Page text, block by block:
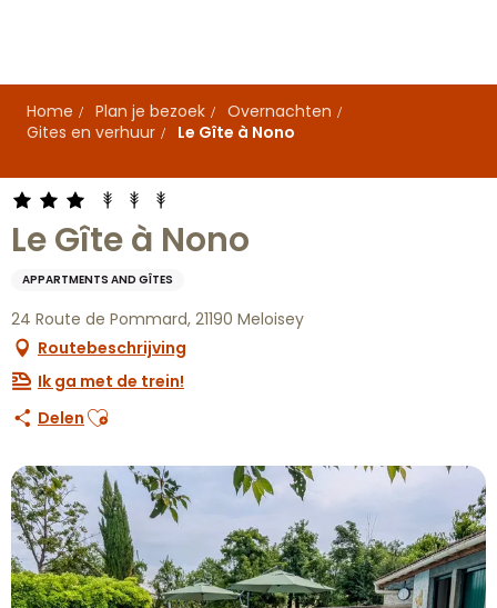
principal
Home
Plan je bezoek
Overnachten
Gites en verhuur
Le Gîte à Nono
Le Gîte à Nono
APPARTMENTS AND GÎTES
24 Route de Pommard, 21190 Meloisey
Routebeschrijving
Ik ga met de trein!
Delen Ajouter aux favoris